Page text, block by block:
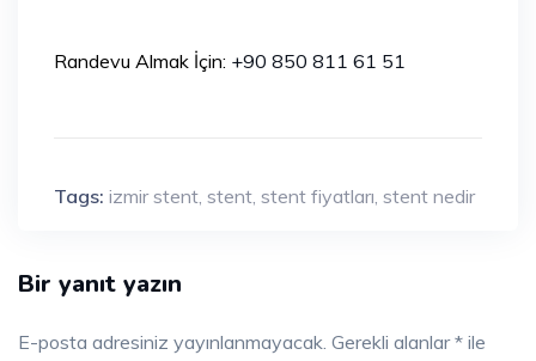
Randevu Almak İçin: +90 850 811 61 51
Tags: izmir stent, stent, stent fiyatları, stent nedir
Bir yanıt yazın
E-posta adresiniz yayınlanmayacak. Gerekli alanlar* ile